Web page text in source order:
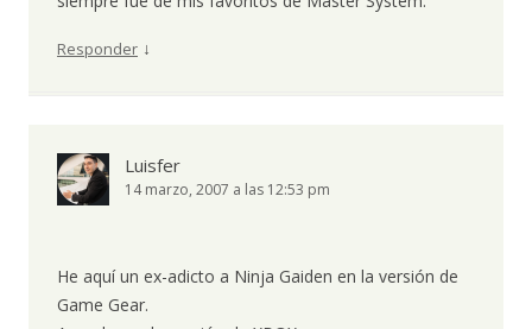
Responder ↓
Luisfer
14 marzo, 2007 a las 12:53 pm
He aquí un ex-adicto a Ninja Gaiden en la versión de
Game Gear.